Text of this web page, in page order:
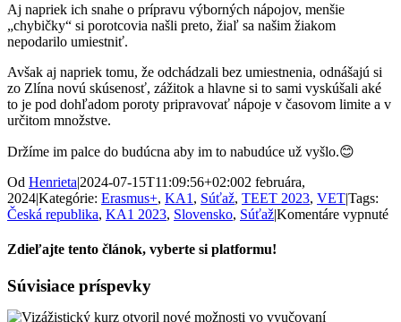
Aj napriek ich snahe o prípravu výborných nápojov, menšie
„chybičky“ si porotcovia našli preto, žiaľ sa našim žiakom
nepodarilo umiestniť.
Avšak aj napriek tomu, že odchádzali bez umiestnenia, odnášajú si
zo Zlína novú skúsenosť, zážitok a hlavne si to sami vyskúšali aké
to je pod dohľadom poroty pripravovať nápoje v časovom limite a v
určitom množstve.
Držíme im palce do budúcna aby im to nabudúce už vyšlo.😊
Od Henrieta|2024-07-15T11:09:56+02:002 februára,
2024|Kategórie: Erasmus+, KA1 , Súťaž, TEET 2023, VET|Tags:
Česká republika, KA1 2023, Slovensko, Súťaž|Komentáre vypnuténa
Zdieľajte tento článok, vyberte si platformu!
Facebook
X
Súvisiace príspevky